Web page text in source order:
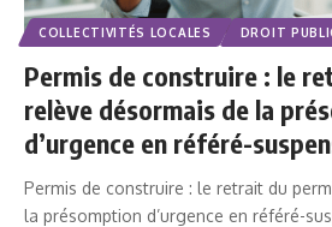
COLLECTIVITÉS LOCALES DROIT
Permis de construire : le
relève désormais de la
d’urgence en référé-
Permis de construire : le retrait du
la présomption d’urgence en référé-